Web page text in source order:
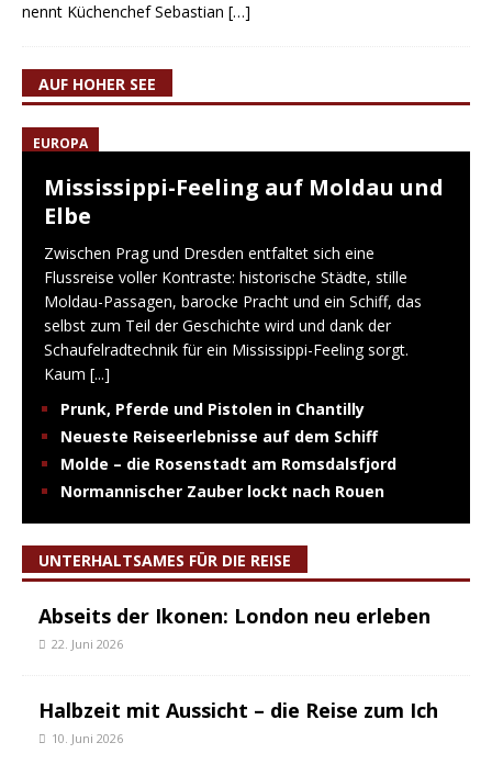
nennt Küchenchef Sebastian […]
AUF HOHER SEE
EUROPA
Mississippi-Feeling auf Moldau und
Elbe
Zwischen Prag und Dresden entfaltet sich eine
Flussreise voller Kontraste: historische Städte, stille
Moldau-Passagen, barocke Pracht und ein Schiff, das
selbst zum Teil der Geschichte wird und dank der
Schaufelradtechnik für ein Mississippi-Feeling sorgt.
Kaum [...]
Prunk, Pferde und Pistolen in Chantilly
Neueste Reiseerlebnisse auf dem Schiff
Molde – die Rosenstadt am Romsdalsfjord
Normannischer Zauber lockt nach Rouen
UNTERHALTSAMES FÜR DIE REISE
Abseits der Ikonen: London neu erleben
22. Juni 2026
Halbzeit mit Aussicht – die Reise zum Ich
10. Juni 2026